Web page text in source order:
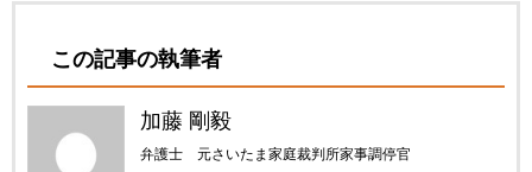
この記事の執筆者
加藤 剛毅
弁護士 元さいたま家庭裁判所家事調停官